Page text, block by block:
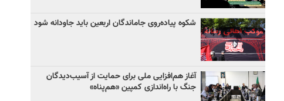
شکوه پیاده‌روی جاماندگان اربعین باید جاودانه شود
آغاز هم‌افزایی ملی برای حمایت از آسیب‌دیدگان
جنگ با راه‌اندازی کمپین «هم‌پناه»